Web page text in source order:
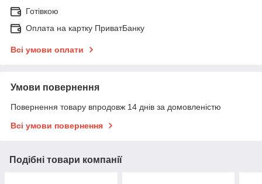
Готівкою
Оплата на картку ПриватБанку
Всі умови оплати
Умови повернення
Повернення товару впродовж 14 днів за домовленістю
Всі умови повернення
Подібні товари компанії